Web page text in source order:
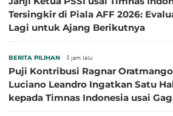
Tersingkir di Piala AFF 2026:
Lagi untuk Ajang Berikutnya
BERITA PILIHAN 3 jam lalu
Puji Kontribusi Ragnar
Luciano Leandro Ingatkan Satu
kepada Timnas Indonesia usai